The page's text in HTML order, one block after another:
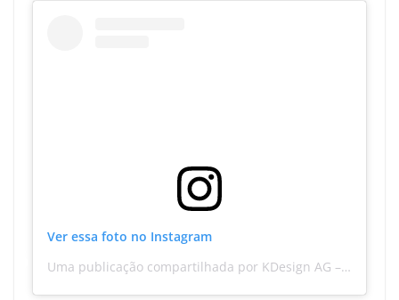
Ver essa foto no Instagram
Uma publicação compartilhada por KDesign AG – (@kdesignag)